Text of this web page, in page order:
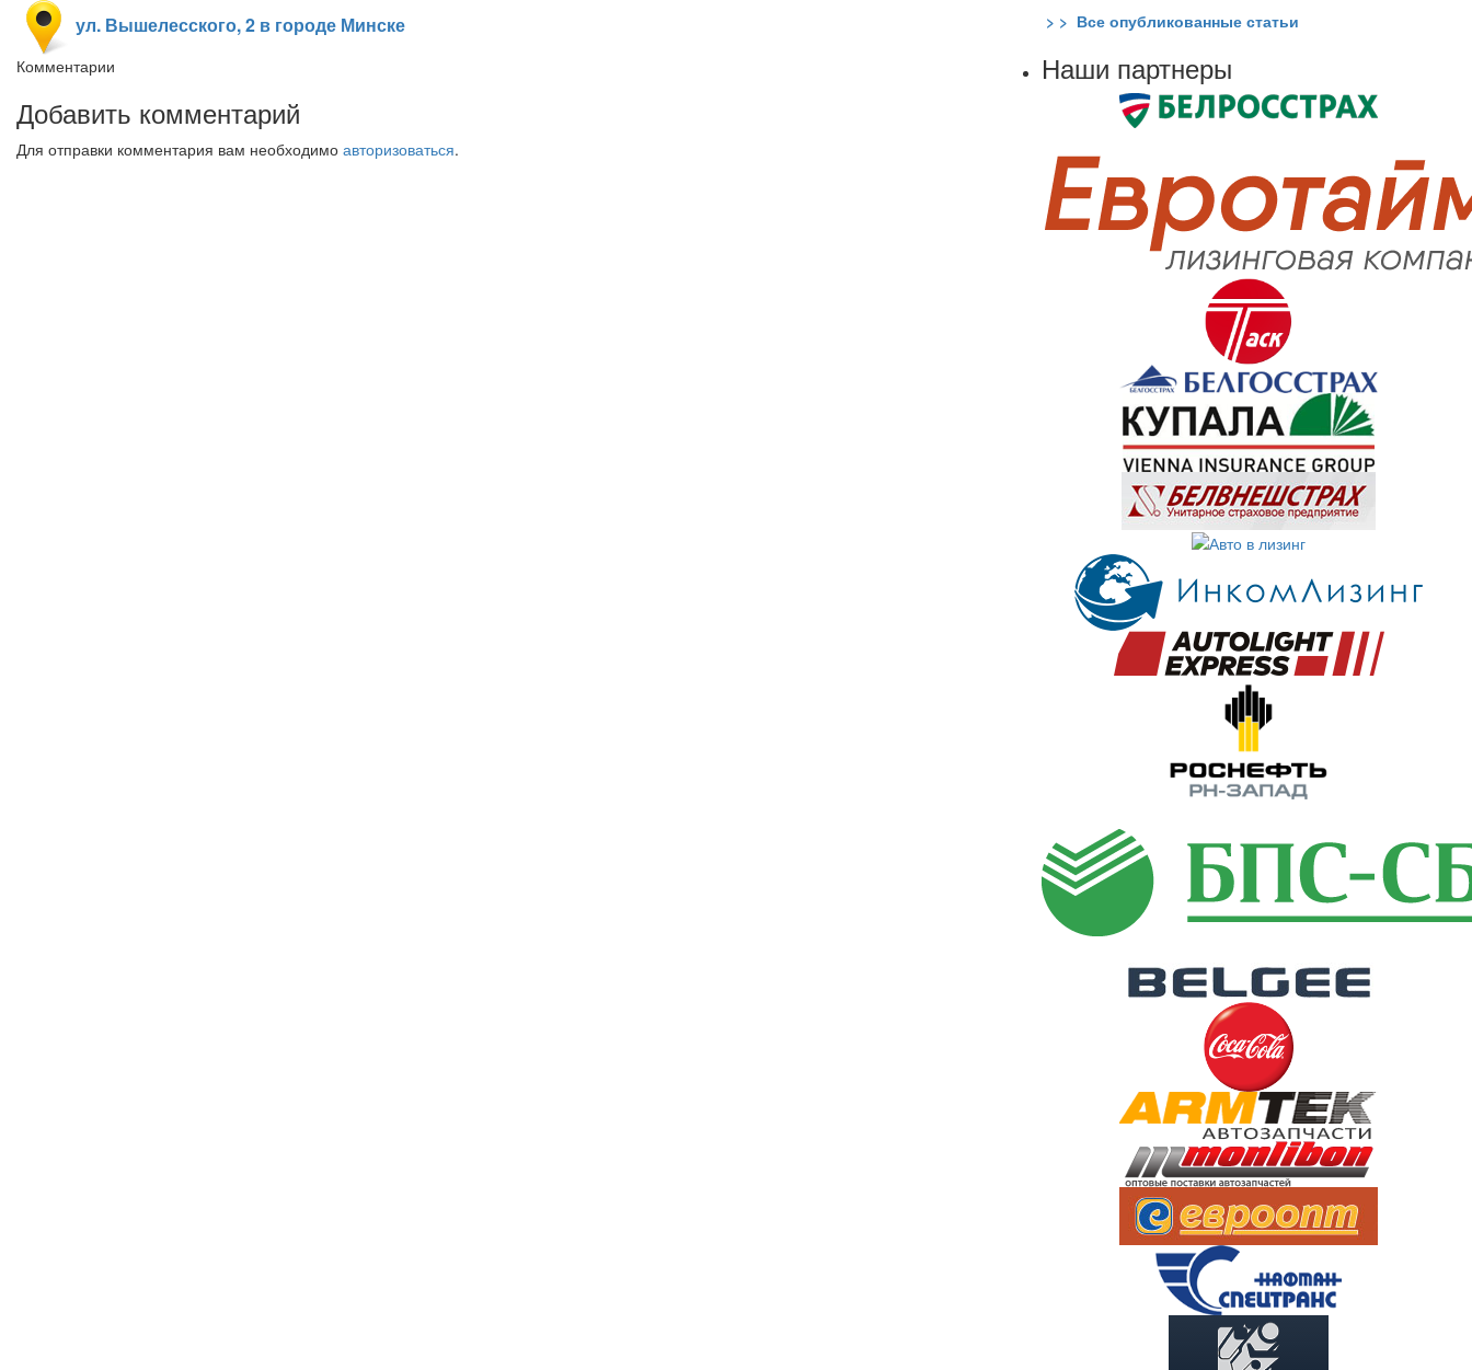
ул. Вышелесского, 2 в городе Минске
Комментарии
Добавить комментарий
Для отправки комментария вам необходимо авторизоваться.
> > Все опубликованные статьи
Наши партнеры